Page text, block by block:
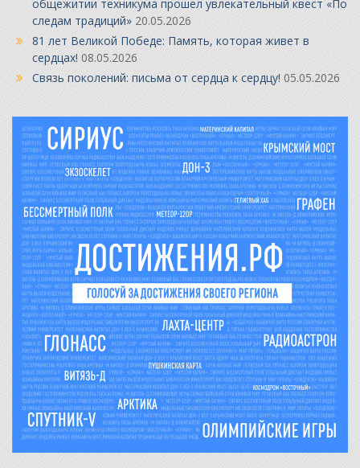
общежитии техникума прошел увлекательный квест «По
следам традиций» 20.05.2026
81 лет Великой Победе: Память, которая живет в
сердцах! 08.05.2026
Связь поколений: письма от сердца к сердцу! 05.05.2026